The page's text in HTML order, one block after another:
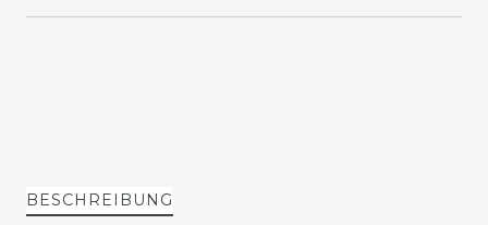
BESCHREIBUNG